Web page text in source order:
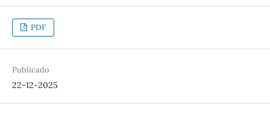
PDF
Publicado
22-12-2025